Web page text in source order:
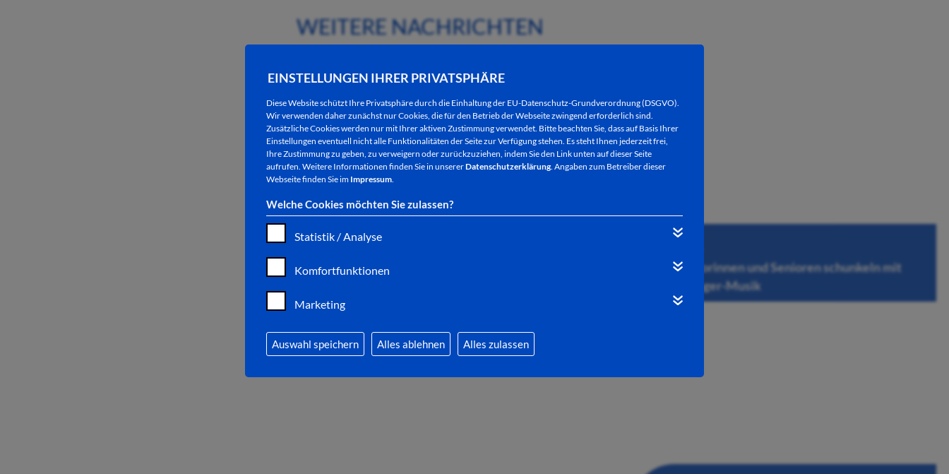
EINSTELLUNGEN IHRER PRIVATSPHÄRE
Diese Website schützt Ihre Privatsphäre durch die Einhaltung der EU-Datenschutz-Grundverordnung (DSGVO).
Wir verwenden daher zunächst nur Cookies, die für den Betrieb der Webseite zwingend erforderlich sind.
Zusätzliche Cookies werden nur mit Ihrer aktiven Zustimmung verwendet. Bitte beachten Sie, dass auf Basis Ihrer
Einstellungen eventuell nicht alle Funktionalitäten der Seite zur Verfügung stehen. Es steht Ihnen jederzeit frei,
Ihre Zustimmung zu geben, zu verweigern oder zurückzuziehen, indem Sie den Link unten auf dieser Seite
aufrufen. Weitere Informationen finden Sie in unsererDatenschutzerklärung. Angaben zum Betreiber dieser
Webseite finden Sie im Impressum.
Welche Cookies möchten Sie zulassen?
Statistik / Analyse
Komfortfunktionen
Marketing
Auswahl speichern Alles ablehnen Alles zulassen
WEITERE NACHRICHTEN
Bei der After-Work-Party den Feierabend vor
200 Seniorinnen und Senioren schunkeln mit
zur Schlager-Musik